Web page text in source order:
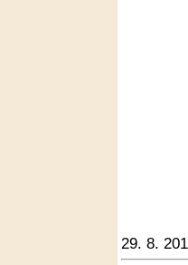
29. 8.